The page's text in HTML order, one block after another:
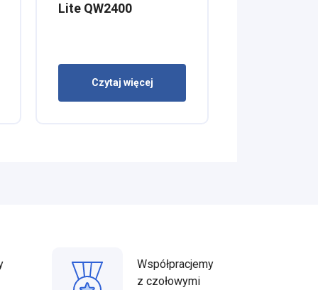
Lite QW2400
Czytaj więcej
Współpracjemy
z czołowymi